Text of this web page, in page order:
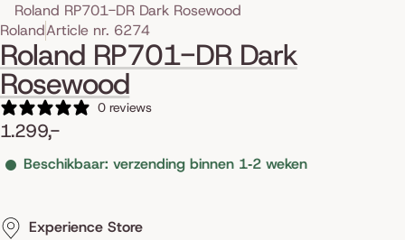
Roland RP701-DR Dark Rosewood
Skip to product information
RolandArticle nr. 6274
Roland RP701-DR Dark
Rosewood
0 reviews
1.299,-
Beschikbaar: verzending binnen 1‑2 weken
Experience Store